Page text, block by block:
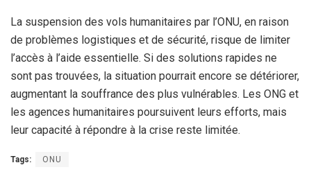
La suspension des vols humanitaires par l’ONU, en raison
de problèmes logistiques et de sécurité, risque de limiter
l’accès à l’aide essentielle. Si des solutions rapides ne
sont pas trouvées, la situation pourrait encore se détériorer,
augmentant la souffrance des plus vulnérables. Les ONG et
les agences humanitaires poursuivent leurs efforts, mais
leur capacité à répondre à la crise reste limitée.
Tags: ONU